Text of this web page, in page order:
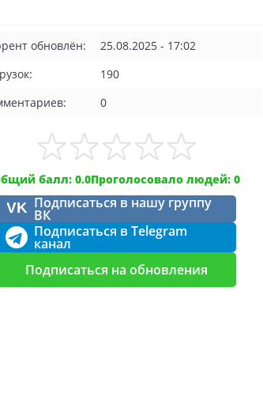
обновлён:
25.08.2025 - 17:02
190
0
балл: 0.0Проголосовало людей: 0
VK Подписаться в нашу группу
ВК
Подписаться в Telegram
канал
Подписаться на обновления